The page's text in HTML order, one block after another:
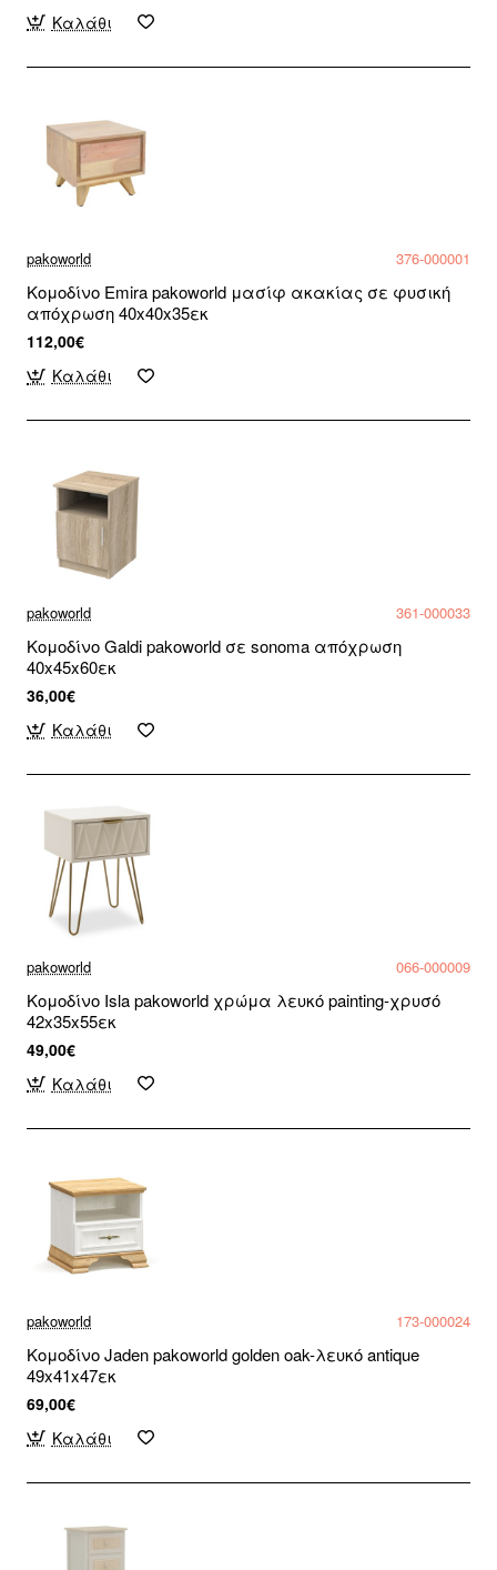
Καλάθι
pakoworld 376-000001
Κομοδίνο Emira pakoworld μασίφ ακακίας σε φυσική
απόχρωση 40x40x35εκ
112,00€
Καλάθι
pakoworld 361-000033
Κομοδίνο Galdi pakoworld σε sonoma απόχρωση
40x45x60εκ
36,00€
Καλάθι
pakoworld 066-000009
Κομοδίνο Isla pakoworld χρώμα λευκό painting-χρυσό
42x35x55εκ
49,00€
Καλάθι
pakoworld 173-000024
Κομοδίνο Jaden pakoworld golden oak-λευκό antique
49x41x47εκ
69,00€
Καλάθι